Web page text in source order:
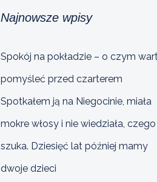
Najnowsze wpisy
Spokój na pokładzie – o czym
pomyśleć przed czarterem
Spotkałem ją na Niegocinie, miała
mokre włosy i nie wiedziała, czego
szuka. Dziesięć lat później mamy
dwoje dzieci